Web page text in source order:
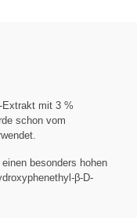
Extrakt mit 3 %
schon vom
besonders hohen
β-D-